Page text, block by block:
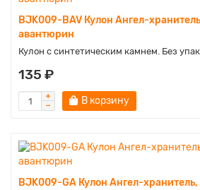
BJK009-BAV Кулон Ангел-
авантюрин
Кулон с синтетическим камнем. Без
135 ₽
В корзину
BJK009-GA Кулон Ангел-